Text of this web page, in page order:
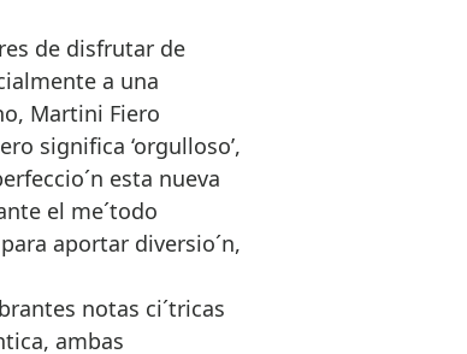
de disfrutar de
a una
Martini Fiero
significa ‘orgulloso’,
esta nueva
el me´todo
aportar diversio´n,
notas ci´tricas
ambas